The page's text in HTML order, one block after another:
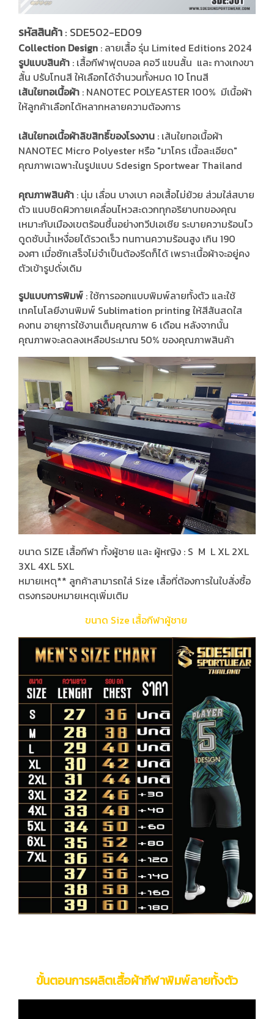
รหัสสินค้า: SDE502-ED09
Collection Design : ลายเสื้อ รุ่น Limited Editions 2024
รูปแบบสินค้า : เสื้อกีฬาฟุตบอล คอวี แขนสั้น และ กางเกงขา
สั้น ปรับโทนสี ให้เลือกได้จำนวนทั้งหมด 10 โทนสี
เส้นใยทอเนื้อผ้า : NANOTEC POLYEASTER 100% มีเนื้อผ้า
ให้ลูกค้าเลือกได้หลากหลายความต้องการ
เส้นใยทอเนื้อผ้าลิขสิทธิ์ของโรงงาน : เส้นใยทอเนื้อผ้า
NANOTEC Micro Polyester หรือ "มาโคร เนื้อละเอียด"
คุณภาพเฉพาะในรูปแบบ Sdesign Sportwear Thailand
คุณภาพสินค้า : นุ่ม เลื่อน บางเบา คอเสื้อไม่ย้วย ส่วมใส่สบาย
ตัว แนบชิดผิวกายเคลื่อนไหวสะดวกทุกอริยาบทของคุณ
เหมาะกับเมืองเขตร้อนชื้นอย่างทวีปเอเชีย ระบายความร้อนไว
ดูดซับน้ำเหงื่อยได้รวดเร็ว ทนทานความร้อนสูง เกิน 190
องศา เมื่อซักเสร็จไม่จำเป็นต้องรีดก็ได้ เพราะเนื้อผ้าจะอยู่คง
ตัวเข้ารูปดั่งเดิม
รูปแบบการพิมพ์ : ใช้การออกแบบพิมพ์ลายทั้งตัว และใช้
เทคโนโลยีงานพิมพ์ Sublimation printing ให้สีสันสดใส
คงทน อายุการใช้งานเต็มคุณภาพ 6 เดือน หลังจากนั้น
คุณภาพจะลดลงเหลือประมาณ 50% ของคุณภาพสินค้า
ขนาด SIZE เสื้อกีฬา ทั้งผู้ชาย และ ผู้หญิง : S M L XL 2XL
3XL 4XL 5XL
หมายเหตุ** ลูกค้าสามารถใส่ Size เสื้อที่ต้องการในใบสั่งซื้อ
ตรงกรอบหมายเหตุเพิ่มเติม
ขนาด Size เสื้อกีฬาผู้ชาย
ขั้นตอนการผลิตเสื้อผ้ากีฬาพิมพ์ลายทั้งตัว